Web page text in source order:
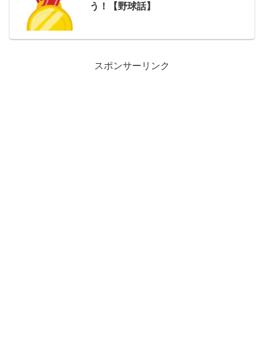
う！【野球話】
スポンサーリンク